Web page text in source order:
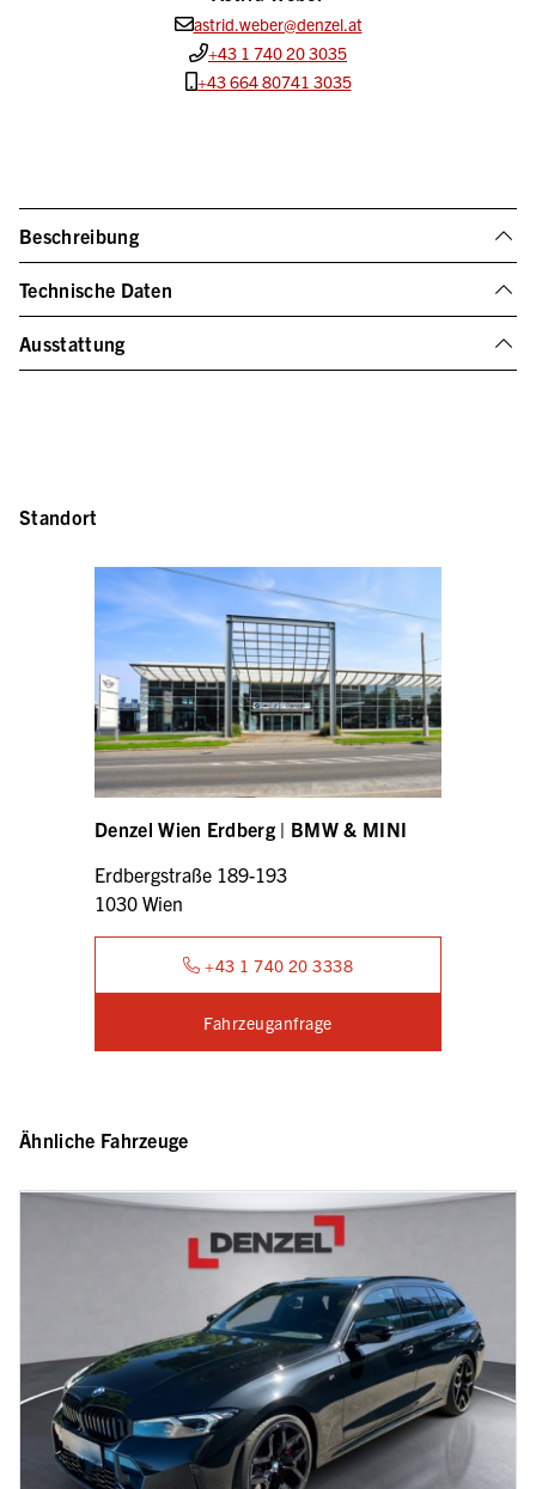
astrid.weber@denzel.at
+43 1 740 20 3035
+43 664 80741 3035
Beschreibung
Technische Daten
Ausstattung
Standort
Denzel Wien Erdberg | BMW & MINI
Erdbergstraße 189-193
1030 Wien
+43 1 740 20 3338
Fahrzeuganfrage
Ähnliche Fahrzeuge